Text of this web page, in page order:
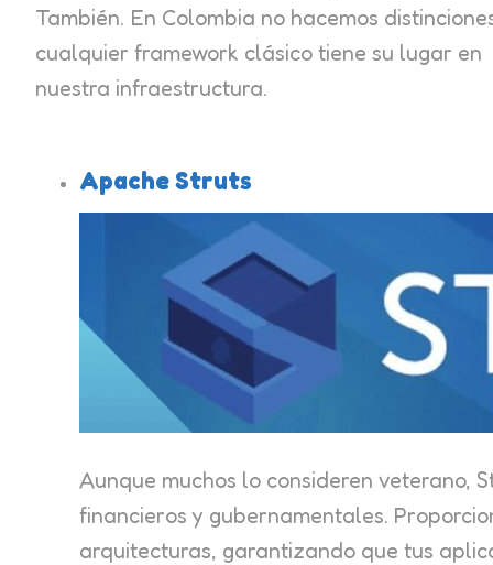
También. En Colombia no hacemos
cualquier framework clásico tiene su lugar en
nuestra infraestructura.
Apache Struts
Aunque muchos lo consideren veterano,
financieros y gubernamentales.
arquitecturas, garantizando que tus